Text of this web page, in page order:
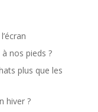
nos pieds ?
plus que les
hiver ?